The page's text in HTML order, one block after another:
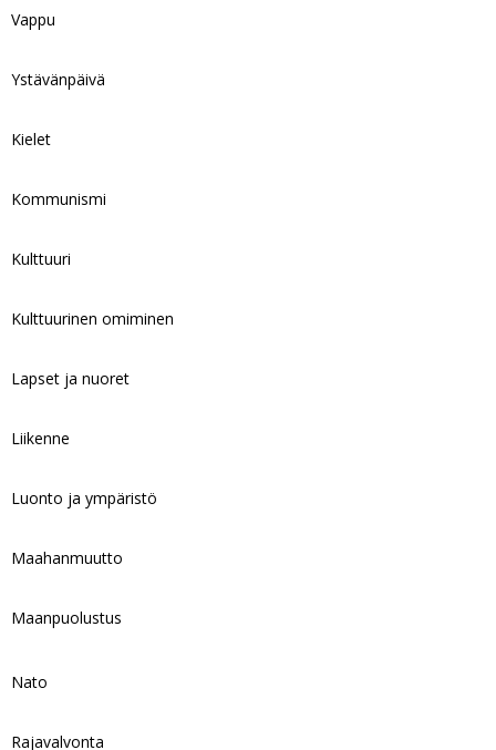
Vappu
Ystävänpäivä
Kielet
Kommunismi
Kulttuuri
Kulttuurinen omiminen
Lapset ja nuoret
Liikenne
Luonto ja ympäristö
Maahanmuutto
Maanpuolustus
Nato
Rajavalvonta